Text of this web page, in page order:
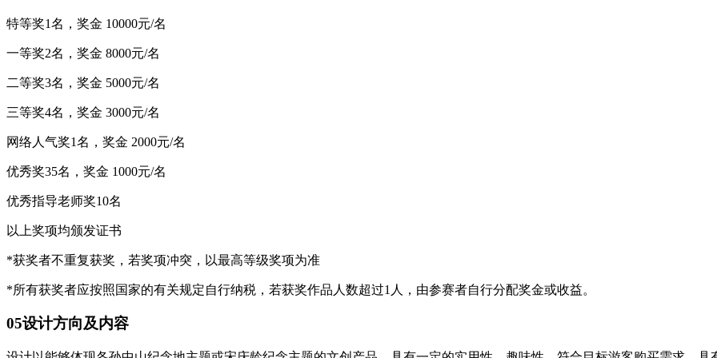
特等奖1名，奖金 10000元/名
一等奖2名，奖金 8000元/名
二等奖3名，奖金 5000元/名
三等奖4名，奖金 3000元/名
网络人气奖1名，奖金 2000元/名
优秀奖35名，奖金 1000元/名
优秀指导老师奖10名
以上奖项均颁发证书
*获奖者不重复获奖，若奖项冲突，以最高等级奖项为准
*所有获奖者应按照国家的有关规定自行纳税，若获奖作品人数超过1人，由参赛者自行分配奖金或收益。
05设计方向及内容